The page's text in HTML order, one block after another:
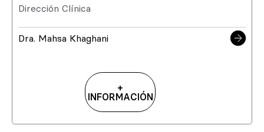
Dirección Clínica
Dra. Mahsa Khaghani
+
INFORMACIÓN